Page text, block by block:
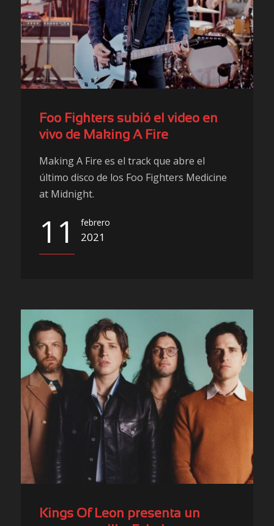
Foo Fighters subió el video en
vivo de Making A Fire
Making A Fire es el track que abre el
último disco de los Foo Fighters Medicine
at Midnight.
11 febrero
2021
Kings Of Leon presenta un